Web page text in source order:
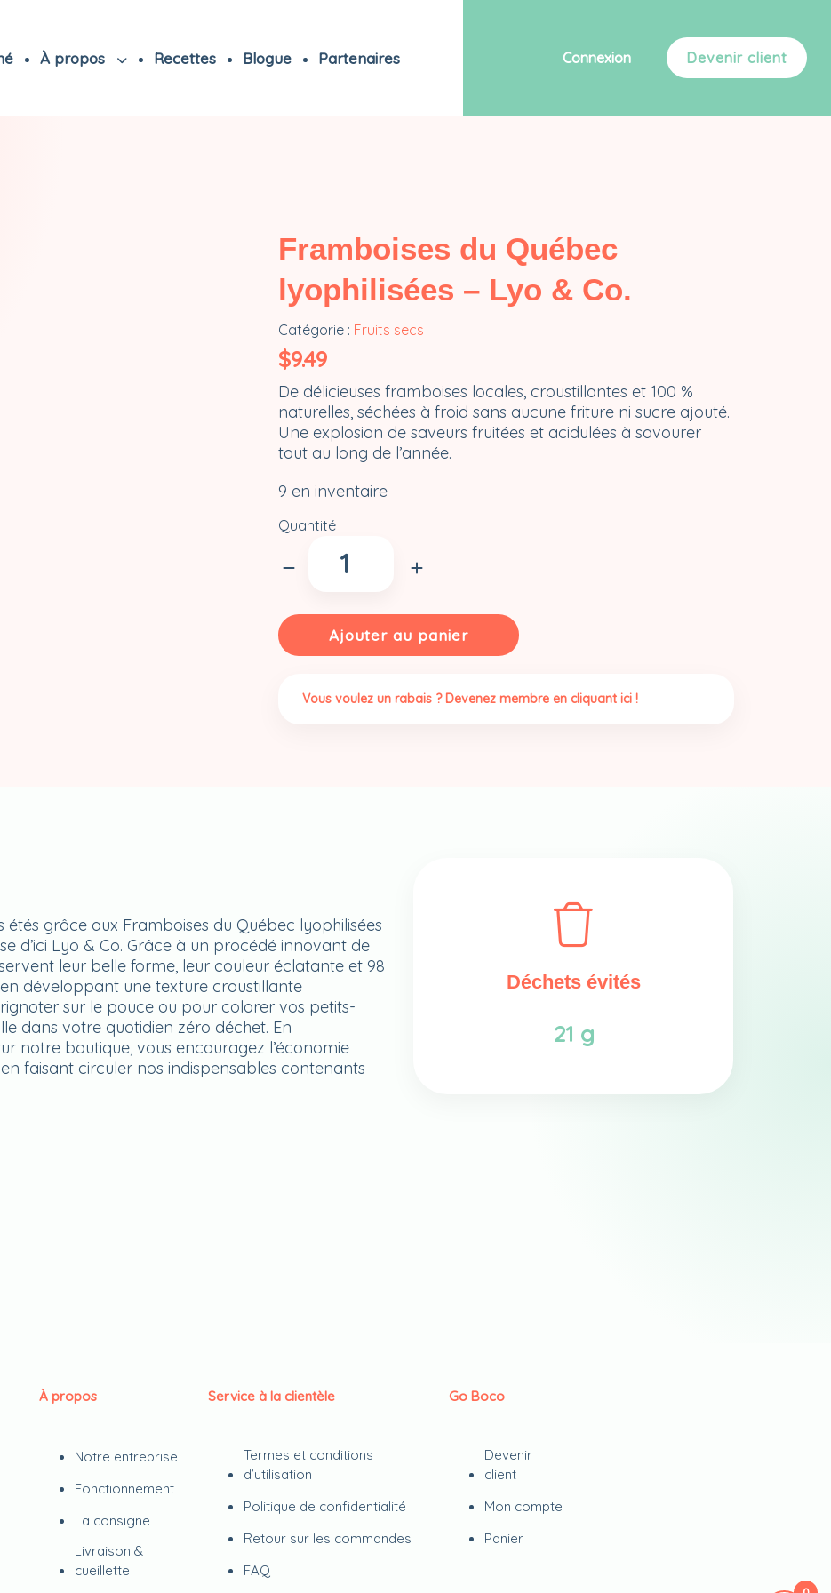
À propos Recettes Blogue Partenaires Connexion Devenir client
Framboises du Québec
lyophilisées – Lyo & Co.
Catégorie : Fruits secs
$9.49
De délicieuses framboises locales, croustillantes et 100 %
naturelles, séchées à froid sans aucune friture ni sucre ajouté.
Une explosion de saveurs fruitées et acidulées à savourer
tout au long de l’année.
9 en inventaire
Quantité
du
Québec
lyophilisées
Lyo
Ajouter au panier
Vous voulez un rabais ? Devenez membre en cliquant ici !
grâce aux Framboises du Québec lyophilisées
d’ici Lyo & Co. Grâce à un procédé innovant de
leur belle forme, leur couleur éclatante et 98
développant une texture croustillante
sur le pouce ou pour colorer vos petits-
dans votre quotidien zéro déchet. En
notre boutique, vous encouragez l’économie
faisant circuler nos indispensables contenants
Déchets évités
21 g
À propos
Notre entreprise
Fonctionnement
La consigne
Livraison &
cueillette
Service à la clientèle
Termes et conditions
d’utilisation
Politique de confidentialité
Retour sur les commandes
FAQ
Go Boco
Devenir
client
Mon compte
Panier